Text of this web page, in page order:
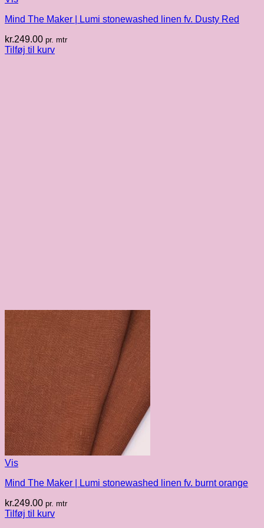
Mind The Maker | Lumi stonewashed linen fv. Dusty Red
kr.249.00 pr. mtr
Tilføj til kurv
Vis
Mind The Maker | Lumi stonewashed linen fv. burnt orange
kr.249.00 pr. mtr
Tilføj til kurv